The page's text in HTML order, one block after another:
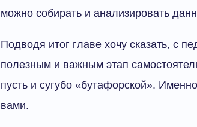
можно собирать и анализировать
Подводя итог главе хочу сказать, с
полезным и важным этап
пусть и сугубо «бутафорской».
вами.